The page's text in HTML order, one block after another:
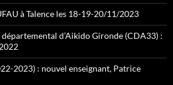
à Talence les 18-19-20/11/2023
d’Aikido Gironde (CDA33) :
2023) : nouvel enseignant, Patrice